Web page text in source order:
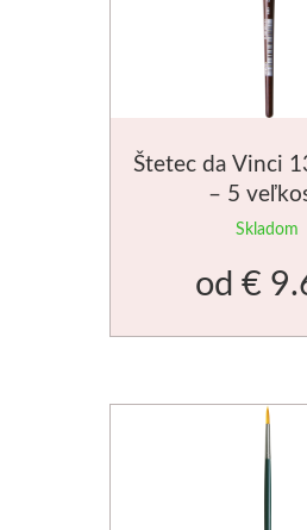
Štetec da Vinci
– 5
Skladom
od €